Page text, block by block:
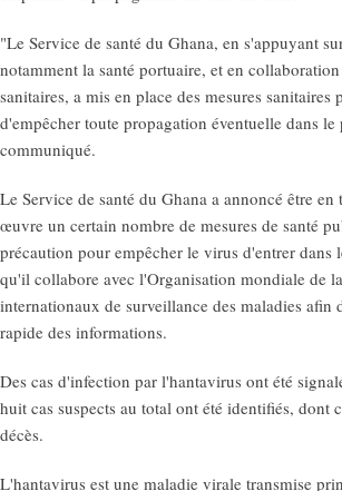
"Le Service de santé du Ghana, en s'appuyant
notamment la santé portuaire, et en collaboration
sanitaires, a mis en place des mesures sanitaires
d'empêcher toute propagation éventuelle dans
communiqué.
Le Service de santé du Ghana a annoncé être en
œuvre un certain nombre de mesures de santé
précaution pour empêcher le virus d'entrer dans
qu'il collabore avec l'Organisation mondiale de
internationaux de surveillance des maladies afin
rapide des informations.
Des cas d'infection par l'hantavirus ont été
huit cas suspects au total ont été identifiés, dont
décès.
L'hantavirus est une maladie virale transmise